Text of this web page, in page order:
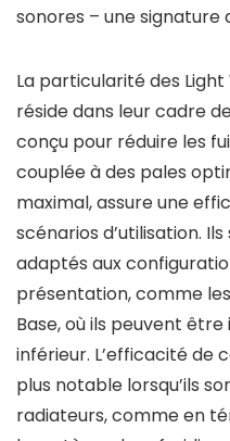
sonores – une signature
La particularité des Light
réside dans leur cadre
conçu pour réduire les
couplée à des pales
maximal, assure une
scénarios d’utilisation.
adaptés aux
présentation, comme
Base, où ils peuvent
inférieur. L’efficacité de
plus notable lorsqu’ils
radiateurs, comme en